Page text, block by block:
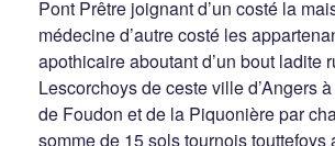
Pont Prêtre joignant d’un costé la
médecine d’autre costé les
apothicaire aboutant d’un bout ladite
Lescorchoys de ceste ville d’Angers
de Foudon et de la Piquonière par
somme de 15 sols tournois